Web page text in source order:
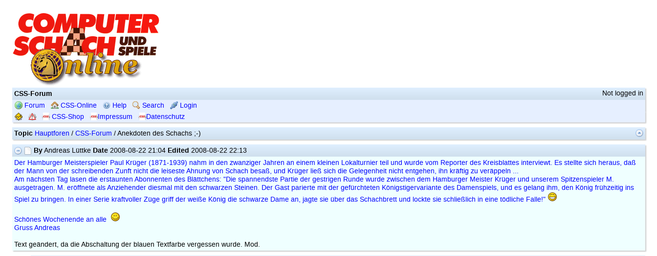
Not logged in
CSS-Forum
Forum CSS-Online Help Search
Login
CSS-Shop
Impressum Datenschutz
Topic Hauptforen / CSS-Forum / Anekdoten des Schachs ;-)
ByAndreas Lüttke Date2008-08-22 21:04 Edited 2008-08-22 22:13
Der Hamburger Meisterspieler Paul Krüger (1871-1939) nahm in den zwanziger Jahren an einem kleinen Lokalturnier teil und wurde vom Reporter des Kreisblattes interviewt. Es stellte sich heraus, daß
der Mann von der schreibenden Zunft nicht die leiseste Ahnung von Schach besaß, und Krüger ließ sich die Gelegenheit nicht entgehen, ihn kräftig zu veräppeln ...
Am nächsten Tag lasen die erstaunten Abonnenten des Blättchens: "Die spannendste Partie der gestrigen Runde wurde zwischen dem Hamburger Meister Krüger und unserem Spitzenspieler M.
ausgetragen. M. eröffnete als Anziehender diesmal mit den schwarzen Steinen. Der Gast parierte mit der gefürchteten Königstigervariante des Damenspiels, und es gelang ihm, den König frühzeitig ins
Spiel zu bringen. In einer Serie kraftvoller Züge griff der weiße König die schwarze Dame an, jagte sie über das Schachbrett und lockte sie schließlich in eine tödliche Falle!"
Schönes Wochenende an alle
Gruss Andreas
Text geändert, da die Abschaltung der blauen Textfarbe vergessen wurde. Mod.